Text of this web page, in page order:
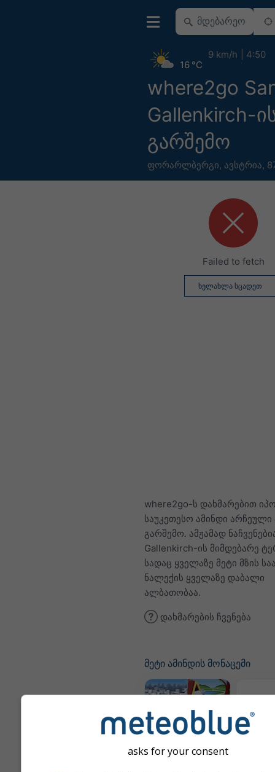
where2go
Gallenkirch-
გარშემო
ფორარლბერგი, ავსტრია,
16 °C
9 km/h 4:50
Failed to fetch
ხელახლა სცადეთ
where2go-ს დახმარებით
საუკეთესო ამინდი
გარშემო. ამჟამად
Gallenkirch-ის მიმდებარე
სადაც ყველაზე მეტი მზის
ნალექის ყველაზე დაბალი
ალბათობაა.
დახმარების ჩვენება
მეტი ამინდის მონაცემი
asks for your consent